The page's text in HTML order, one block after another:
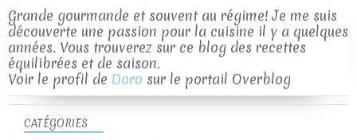
Grande gourmande et souvent au régime! Je me suis
découverte une passion pour la cuisine il y a quelques
années. Vous trouverez sur ce blog des recettes
équilibrées et de saison.
Voir le profil de Doro sur le portail Overblog
CATÉGORIES